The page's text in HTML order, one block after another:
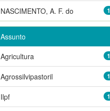
1
NASCIMENTO, A. F. do
Assunto
1
Agricultura
1
Agrossilvipastoril
1
Ilpf